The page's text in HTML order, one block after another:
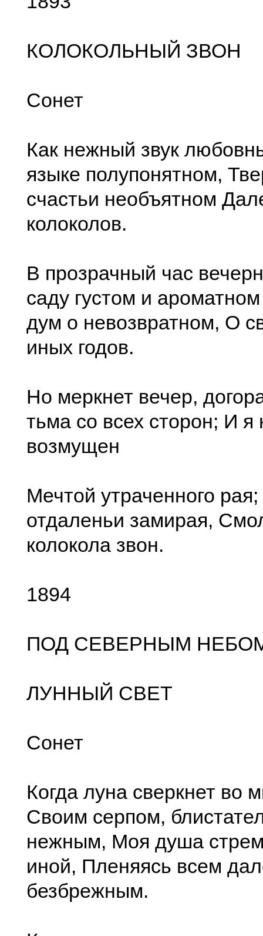
КОЛОКОЛЬНЫЙ ЗВОН
Сонет
Как нежный звук
языке полупонятном,
счастьи необъятном
колоколов.
В прозрачный час
саду густом и
дум о невозвратном, О
иных годов.
Но меркнет вечер,
тьма со всех сторон; И я
возмущен
Мечтой утраченного
отдаленьи замирая,
колокола звон.
1894
ПОД СЕВЕРНЫМ
ЛУННЫЙ СВЕТ
Сонет
Когда луна сверкнет во
Своим серпом,
нежным, Моя душа
иной, Пленяясь всем
безбрежным.